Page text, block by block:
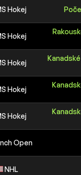
Hokej
Hokej
Hokej
Hokej
Hokej
Open
NHL